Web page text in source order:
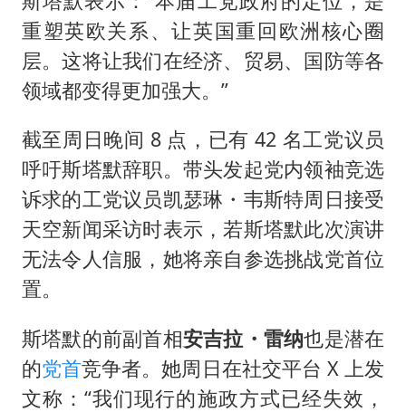
重塑英欧关系、让英国重回欧洲核心圈
层。这将让我们在经济、贸易、国防等各
领域都变得更加强大。”
截至周日晚间 8 点，已有 42 名工党议员
呼吁斯塔默辞职。带头发起党内领袖竞选
诉求的工党议员凯瑟琳・韦斯特周日接受
天空新闻采访时表示，若斯塔默此次演讲
无法令人信服，她将亲自参选挑战党首位
置。
斯塔默的前副首相安吉拉・雷纳也是潜在
的党首竞争者。她周日在社交平台 X 上发
文称：“我们现行的施政方式已经失效，